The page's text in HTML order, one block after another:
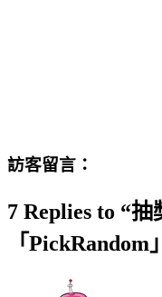
訪客留言：
7 Replies to “
「